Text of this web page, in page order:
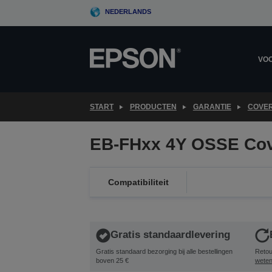
NEDERLANDS
START PRODUCTEN GARANTIE
EB-FHxx 4Y OSSE
Compatibiliteit
Gratis standaardlevering
Gratis standaard bezorging bij alle bestellingen
boven 25 €
weten